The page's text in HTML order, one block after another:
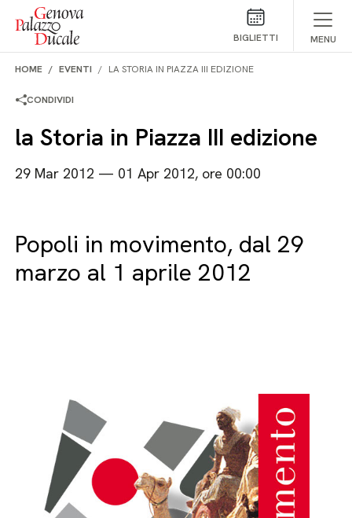
Salta al contenuto
BIGLIETTI MENU
HOME EVENTI LA STORIA IN PIAZZA III EDIZIONE
CONDIVIDI
la Storia in Piazza III edizione
29 Mar 2012 — 01 Apr 2012, ore 00:00
Popoli in movimento, dal 29
marzo al 1 aprile 2012